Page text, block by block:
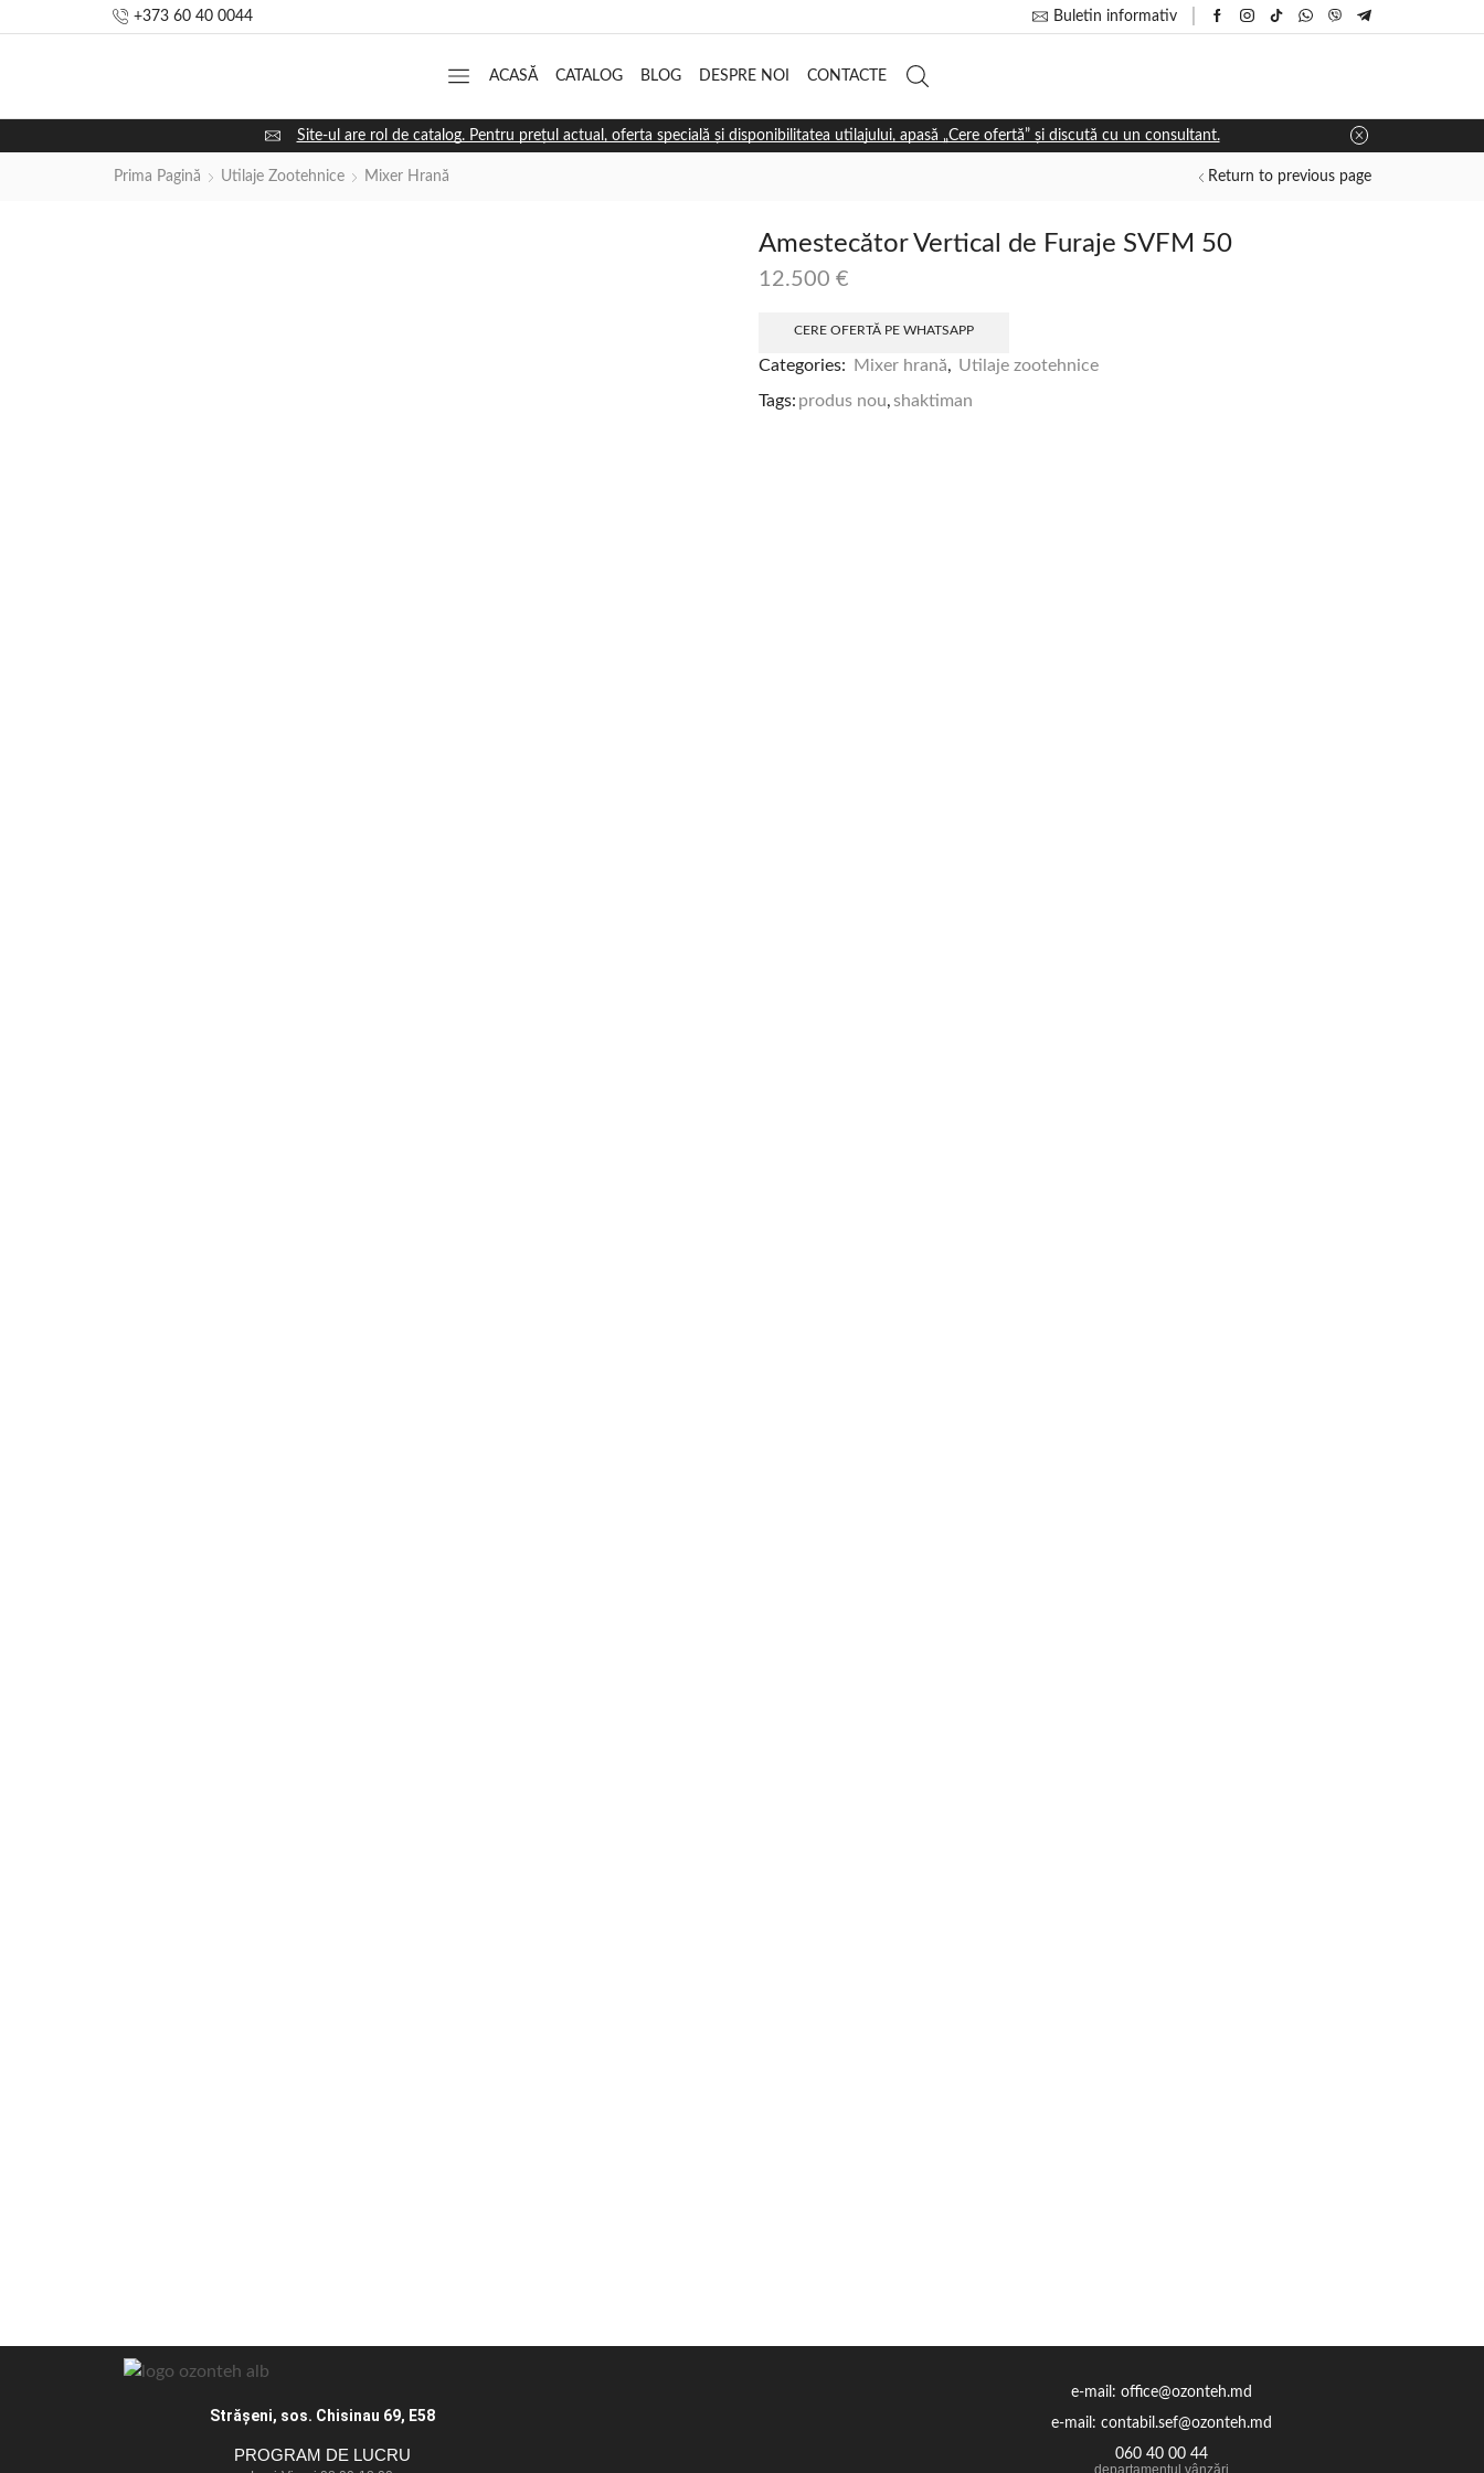
+373 60 40 0044 Buletin informativ
ACASĂ CATALOG BLOG DESPRE NOI CONTACTE
Site-ul are rol de catalog. Pentru prețul actual, oferta specială și disponibilitatea utilajului, apasă „Cere ofertă” și discută cu un consultant.
Prima Pagină Utilaje Zootehnice Mixer Hrană Return to previous page
Amestecător Vertical de Furaje SVFM 50
12.500 €
CERE OFERTĂ PE WHATSAPP
Categories: Mixer hrană, Utilaje zootehnice
Tags: produs nou, shaktiman
Străşeni, sos. Chisinau 69, E58
PROGRAM DE LUCRU
e-mail: office@ozonteh.md
e-mail: contabil.sef@ozonteh.md
060 40 00 44
departamentul vânzări